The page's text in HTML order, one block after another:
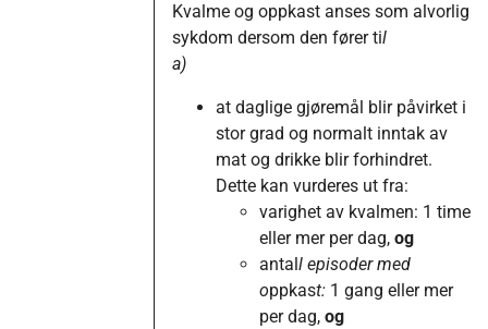
Kvalme og oppkast anses som alvorlig
sykdom dersom den fører til
a)
at daglige gjøremål blir påvirket i
stor grad og normalt inntak av
mat og drikke blir forhindret.
Dette kan vurderes ut fra:
varighet av kvalmen: 1 time
eller mer per dag, og
antal l episoder med
oppkast: 1 gang eller mer
per dag, og